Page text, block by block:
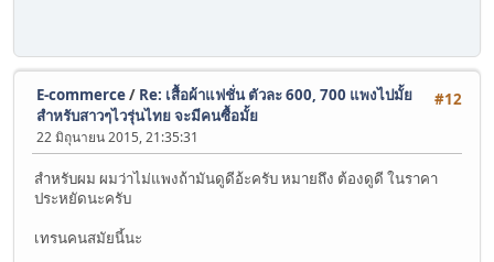
#12
E-commerce/ Re: เสื้อผ้าแฟชั่น ตัวละ 600, 700 แพงไปมั้ย
สำหรับสาวๆไวรุ่นไทย จะมีคนซื้อมั้ย
22 มิถุนายน 2015, 21:35:31
สำหรับผม ผมว่าไม่แพงถ้ามันดูดีอ้ะครับ หมายถึง ต้องดูดี ในราคา
ประหยัดนะครับ
เทรนคนสมัยนี้นะ